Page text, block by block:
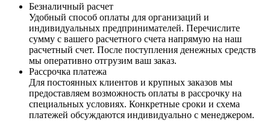
Безналичный расчет
Удобный способ оплаты для организаций и
индивидуальных предпринимателей. Перечислите
сумму с вашего расчетного счета напрямую на наш
расчетный счет. После поступления денежных средств
мы оперативно отгрузим ваш заказ.
Рассрочка платежа
Для постоянных клиентов и крупных заказов мы
предоставляем возможность оплаты в рассрочку на
специальных условиях. Конкретные сроки и схема
платежей обсуждаются индивидуально с менеджером.